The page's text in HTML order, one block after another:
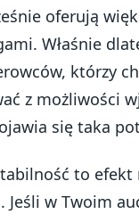
oferują
Właśnie
którzy
z możliwości
się taka
to efekt
Jeśli w Twoim